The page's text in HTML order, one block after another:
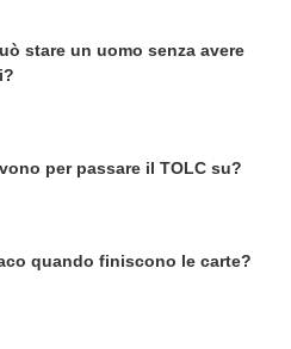
stare un uomo senza avere
per passare il TOLC su?
quando finiscono le carte?